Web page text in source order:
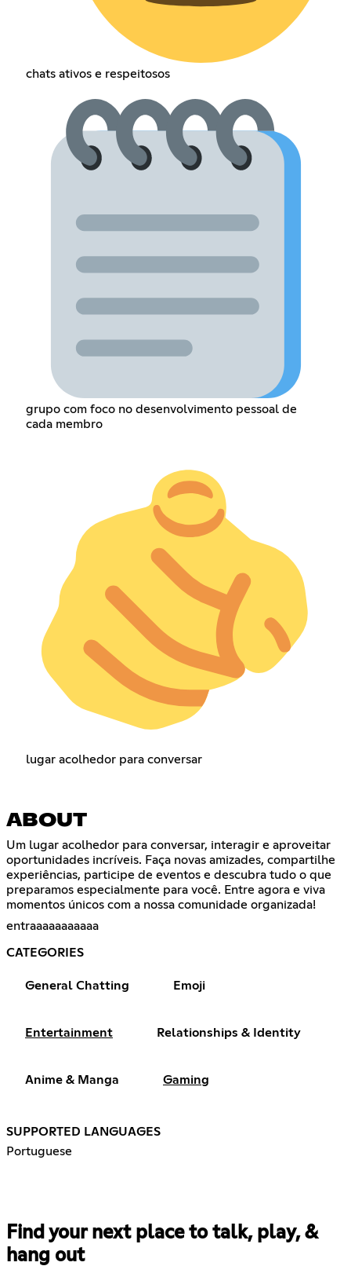
chats ativos e respeitosos
grupo com foco no desenvolvimento pessoal de
cada membro
lugar acolhedor para conversar
ABOUT
Um lugar acolhedor para conversar, interagir e aproveitar
oportunidades incríveis. Faça novas amizades, compartilhe
experiências, participe de eventos e descubra tudo o que
preparamos especialmente para você. Entre agora e viva
momentos únicos com a nossa comunidade organizada!
entraaaaaaaaaaa
CATEGORIES
General Chatting Emoji
Entertainment Relationships & Identity
Anime & Manga Gaming
SUPPORTED LANGUAGES
Portuguese
Find your next place to talk, play, &
hang out